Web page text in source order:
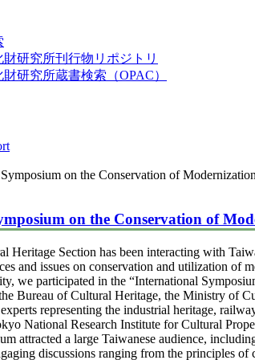
財研究所刊行物リポジトリ
研究所蔵書検索（OPAC）
on the Conservation of
on the Conservation of
Section has been interacting with
and issues on conservation and utilization of
we participated in the “International
Bureau of Cultural Heritage, the Ministry of
representing the industrial heritage,
National Research Institute for Cultural
attracted a large Taiwanese audience,
discussions ranging from the principles